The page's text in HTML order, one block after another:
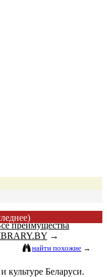
преимущества
→
найти похожие →
культуре Беларуси.